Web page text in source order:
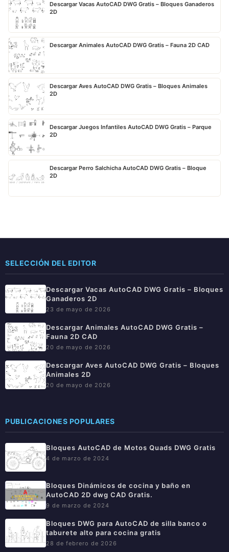
Descargar Vacas AutoCAD DWG Gratis – Bloques Ganaderos
2D
Descargar Animales AutoCAD DWG Gratis – Fauna 2D CAD
Descargar Aves AutoCAD DWG Gratis – Bloques Animales
2D
Descargar Juegos Infantiles AutoCAD DWG Gratis – Parque
2D
Descargar Perro Salchicha AutoCAD DWG Gratis – Bloque
2D
SELECCIÓN DEL EDITOR
Descargar Vacas AutoCAD DWG Gratis – Bloques
Ganaderos 2D
23 de mayo de 2026
Descargar Animales AutoCAD DWG Gratis –
Fauna 2D CAD
20 de mayo de 2026
Descargar Aves AutoCAD DWG Gratis – Bloques
Animales 2D
20 de mayo de 2026
PUBLICACIONES POPULARES
Bloques AutoCAD de Motos Quads DWG Gratis
4 de marzo de 2024
Bloques Dinámicos de cocina y baño en
AutoCAD 2D dwg CAD Gratis.
9 de marzo de 2024
Bloques DWG para AutoCAD de silla banco o
taburete alto para cocina gratis
28 de febrero de 2026